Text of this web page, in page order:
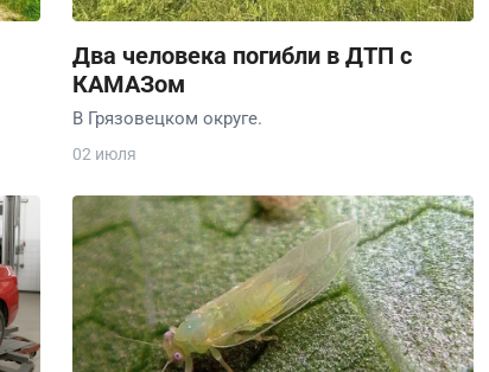
Два человека погибли в ДТП с
КАМАЗом
В Грязовецком округе.
02 июля